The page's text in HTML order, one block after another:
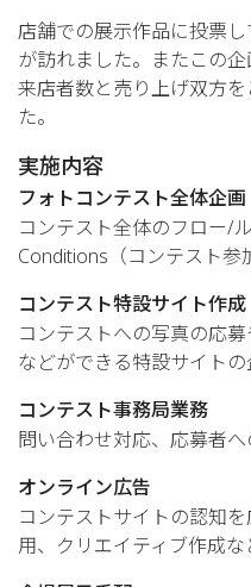
店舗での展示作品に投票
が訪れました。またこの企
来店者数と売り上げ双方
た。
実施内容
フォトコンテスト全体企画
コンテスト全体のフロー/
Conditions（コンテスト
コンテスト特設サイト作成
コンテストへの写真の応
などができる特設サイト
コンテスト事務局業務
問い合わせ対応、応募者
オンライン広告
コンテストサイトの認知
用、クリエイティブ作成な